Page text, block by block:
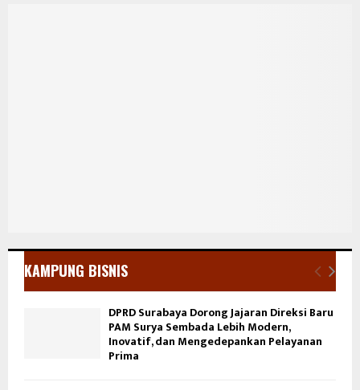
KAMPUNG BISNIS
DPRD Surabaya Dorong Jajaran Direksi Baru
PAM Surya Sembada Lebih Modern,
Inovatif, dan Mengedepankan Pelayanan
Prima